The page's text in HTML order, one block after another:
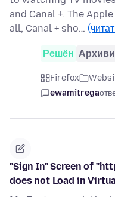
and Canal +. The
all, Canal + sho…
Решён
Firefox
ewamitrega
"Sign In" Screen of
does not Load in